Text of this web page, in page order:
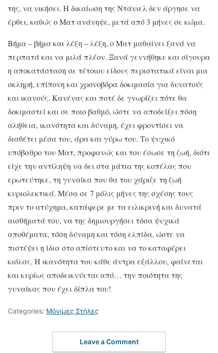
της, να νικήσει. Η δικαίωση της Ντάνιελ δεν άργησε να
έρθει, καθώς ο Ματ ανάνηψε, μετά από 3 μήνες σε κώμα.
Βήμα – βήμα και λέξη – λέξη, ο Ματ μαθαίνει ξανά να
περπατά και να μιλά πλέον. Ξανά γεννήθηκε και σίγουρα
η αποκατάσταση σε τέτοιου είδους περιστατικά είναι μια
σκληρή, επίπονη και χρονοβόρα δοκιμασία για δυνατούς
και ικανούς. Κανένας και ποτέ δε γνωρίζει πότε θα
δοκιμαστεί και σε ποιο βαθμό, ώστε να αποδείξει πόση
αλήθεια, ικανότητα και δύναμη, έχει φροντίσει να
διαθέτει μέσα του, άρα και γύρω του. Το ψυχικό
υπόβαθρο του Ματ, προφανώς και του έσωσε τη ζωή, διότι
είχε την αντίληψη να δει στα μάτια της κοπέλας που
ερωτεύτηκε, τη γυναίκα που θα του χάριζε τη ζωή
κυριολεκτικά. Μέσα σε 7 μόλις μήνες της σχέσης τους
πριν το ατύχημα, κατάφερε με τα ειλικρινή και δυνατά
αισθήματά του, να της δημιουργήσει τόσα ψυχικά
αποθέματα, τόση δύναμη και τόση ελπίδα, ώστε να
πιστέψει η ίδια στο απίστευτο και να το καταφέρει
κιόλας. Η ικανότητα του κάθε άντρα εξάλλου, φαίνεται
και κυρίως αποδεικνύεται από… την ποιότητα της
γυναίκας που έχει δίπλα του!
Categories: Μόνιμες Στήλες
Leave a Comment